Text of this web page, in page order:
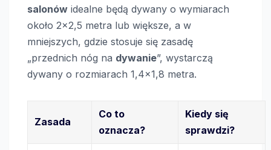
salonów idealne będą dywany o wymiarach
około 2×2,5 metra lub większe, a w
mniejszych, gdzie stosuje się zasadę
„przednich nóg na dywanie”, wystarczą
dywany o rozmiarach 1,4×1,8 metra.
Zasada
Co to
oznacza?
Kiedy się
sprawdzi?